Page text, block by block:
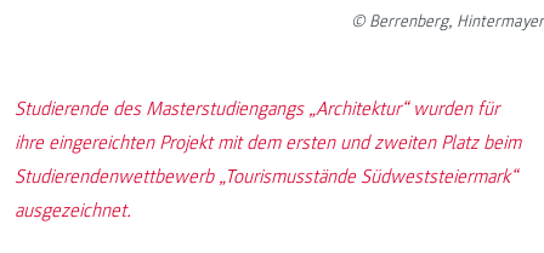
© Berrenberg, Hintermayer
Studierende des Masterstudiengangs „Architektur“ wurden für
ihre eingereichten Projekt mit dem ersten und zweiten Platz beim
Studierendenwettbewerb „Tourismusstände Südweststeiermark“
ausgezeichnet.